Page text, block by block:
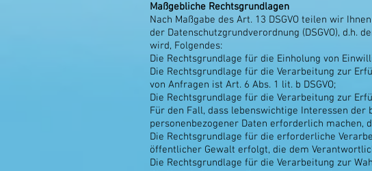
Maßgebliche Rechtsgrundlagen
Nach Maßgabe des Art. 13 DSGVO teilen wir
der Datenschutzgrundverordnung (DSGVO), d.h.
wird, Folgendes:
Die Rechtsgrundlage für die Einholung von
Die Rechtsgrundlage für die Verarbeitung zur
von Anfragen ist Art. 6 Abs. 1 lit. b DSGVO;
Die Rechtsgrundlage für die Verarbeitung zur
Für den Fall, dass lebenswichtige Interessen
personenbezogener Daten erforderlich machen,
Die Rechtsgrundlage für die erforderliche
öffentlicher Gewalt erfolgt, die dem
Die Rechtsgrundlage für die Verarbeitung zur